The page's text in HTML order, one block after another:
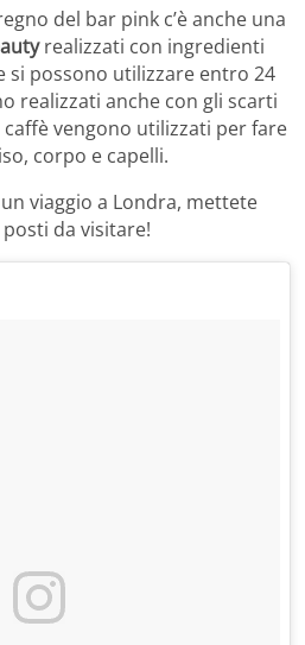
del bar pink c’è anche una
realizzati con ingredienti
si possono utilizzare entro 24
realizzati anche con gli scarti
vengono utilizzati per fare
corpo e capelli.
viaggio a Londra, mettete
posti da visitare!